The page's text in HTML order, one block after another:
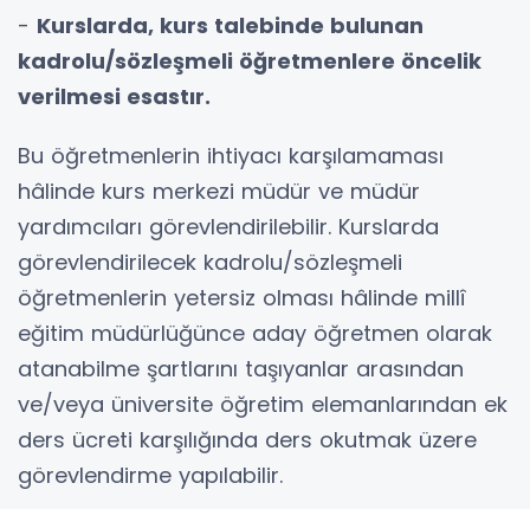
- Kurslarda, kurs talebinde bulunan
kadrolu/sözleşmeli öğretmenlere öncelik
verilmesi esastır.
Bu öğretmenlerin ihtiyacı karşılamaması
hâlinde kurs merkezi müdür ve müdür
yardımcıları görevlendirilebilir. Kurslarda
görevlendirilecek kadrolu/sözleşmeli
öğretmenlerin yetersiz olması hâlinde millî
eğitim müdürlüğünce aday öğretmen olarak
atanabilme şartlarını taşıyanlar arasından
ve/veya üniversite öğretim elemanlarından ek
ders ücreti karşılığında ders okutmak üzere
görevlendirme yapılabilir.